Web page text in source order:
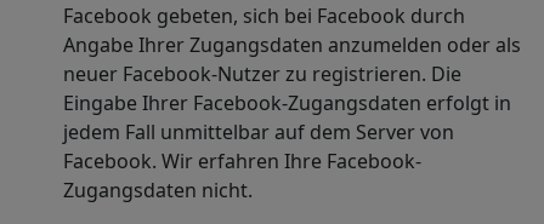
Facebook gebeten, sich bei Facebook durch
Angabe Ihrer Zugangsdaten anzumelden oder als
neuer Facebook-Nutzer zu registrieren. Die
Eingabe Ihrer Facebook-Zugangsdaten erfolgt in
jedem Fall unmittelbar auf dem Server von
Facebook. Wir erfahren Ihre Facebook-
Zugangsdaten nicht.